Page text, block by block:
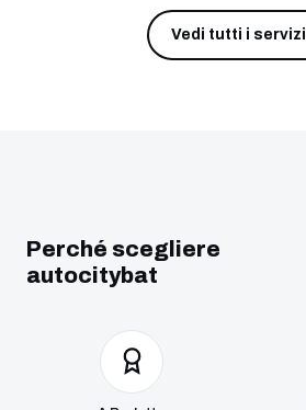
Vedi tutti i servizi
Perché scegliere
autocitybat